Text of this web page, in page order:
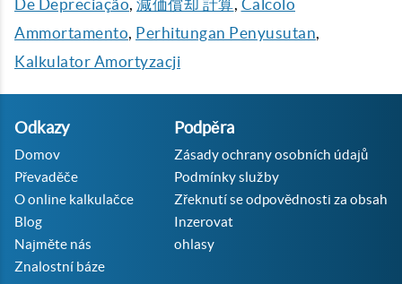
De Depreciação, 減価償却 計算, Calcolo
Ammortamento, Perhitungan Penyusutan,
Kalkulator Amortyzacji
Odkazy
Domov
Převaděče
O online kalkulačce
Blog
Najměte nás
Znalostní báze
Podpěra
Zásady ochrany osobních údajů
Podmínky služby
Zřeknutí se odpovědnosti za obsah
Inzerovat
ohlasy